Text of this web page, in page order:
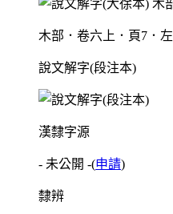
木部．卷六上．頁7．左
說文解字(段注本)
漢隸字源
- 未公開 -(申請)
隸辨